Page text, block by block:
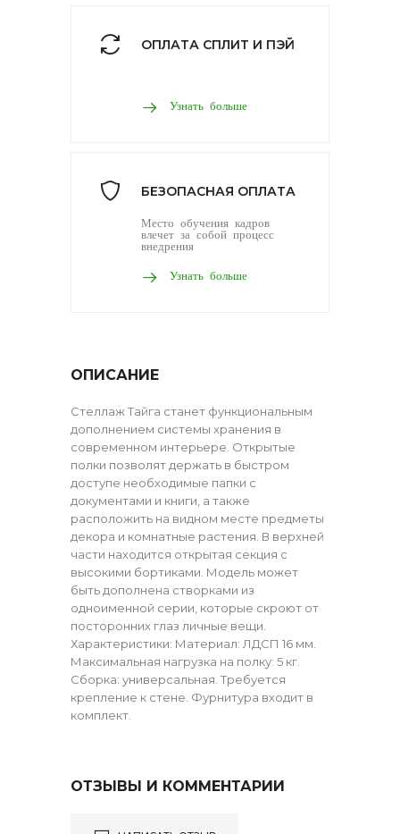
ОПЛАТА СПЛИТ И ПЭЙ
Узнать больше
БЕЗОПАСНАЯ ОПЛАТА
Место обучения кадров
влечет за собой процесс
внедрения
Узнать больше
ОПИСАНИЕ
Стеллаж Тайга станет функциональным
дополнением системы хранения в
современном интерьере. Открытые
полки позволят держать в быстром
доступе необходимые папки с
документами и книги, а также
расположить на видном месте предметы
декора и комнатные растения. В верхней
части находится открытая секция с
высокими бортиками. Модель может
быть дополнена створками из
одноименной серии, которые скроют от
посторонних глаз личные вещи.
Характеристики: Материал: ЛДСП 16 мм.
Максимальная нагрузка на полку: 5 кг.
Сборка: универсальная. Требуется
крепление к стене. Фурнитура входит в
комплект.
ОТЗЫВЫ И КОММЕНТАРИИ